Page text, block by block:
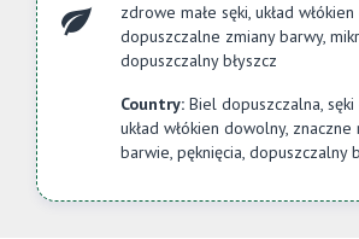
zdrowe małe sęki, układ
dopuszczalne zmiany barwy,
dopuszczalny błyszcz
Country: Biel dopuszczalna,
układ włókien dowolny,
barwie, pęknięcia, dopuszczalny